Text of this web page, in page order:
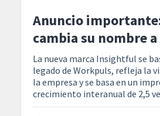
Anuncio
cambia su nombre
La nueva marca Insightful se
legado de Workpuls, refleja la
la empresa y se basa en un
crecimiento interanual de 2,5